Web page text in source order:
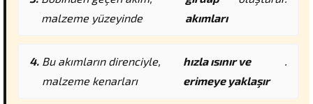
malzeme yüzeyinde
akımları
Bu akımların direnciyle,
malzeme kenarları
hızla ısınır ve
erimeye yaklaşır
.